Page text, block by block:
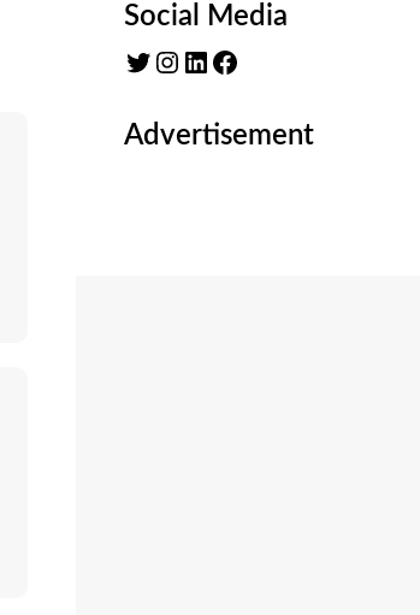
Social Media
Twitter
Instagram LinkedIn Facebook
Advertisement